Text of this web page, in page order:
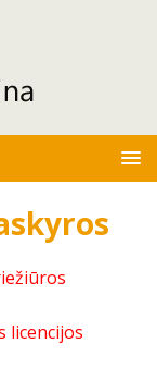
licencijos